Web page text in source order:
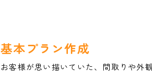
基本プラン作成
お客様が思い描いていた、間取りや外